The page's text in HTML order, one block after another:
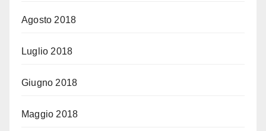
Agosto 2018
Luglio 2018
Giugno 2018
Maggio 2018